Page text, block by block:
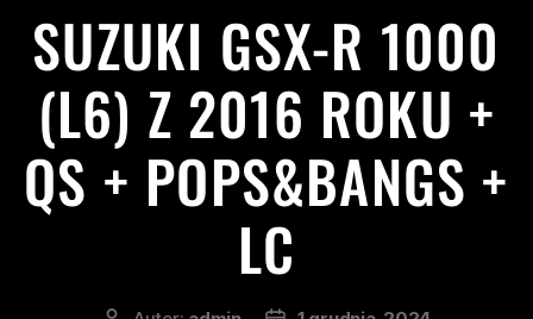
SUZUKI GSX-R 1000
(L6) Z 2016 ROKU +
QS + POPS&BANGS +
LC